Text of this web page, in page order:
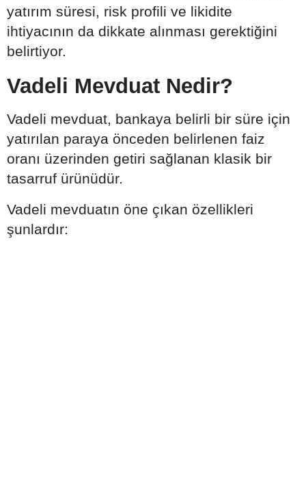
yatırım süresi, risk profili ve likidite
ihtiyacının da dikkate alınması gerektiğini
belirtiyor.
Vadeli Mevduat Nedir?
Vadeli mevduat, bankaya belirli bir süre için
yatırılan paraya önceden belirlenen faiz
oranı üzerinden getiri sağlanan klasik bir
tasarruf ürünüdür.
Vadeli mevduatın öne çıkan özellikleri
şunlardır: